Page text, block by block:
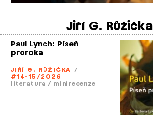
Jiří G. Růžička
Paul Lynch: Píseň
proroka
JIŘÍ G. RŮŽIČKA /
#14-15/2026
literatura / minirecenze